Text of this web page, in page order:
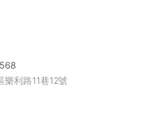
樂利路11巷12號